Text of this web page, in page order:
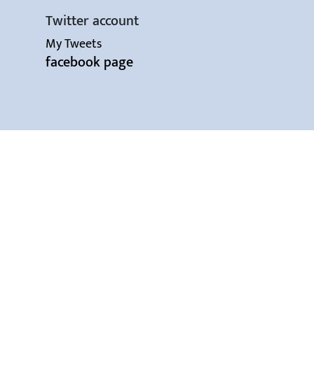
Twitter account
My Tweets
facebook page